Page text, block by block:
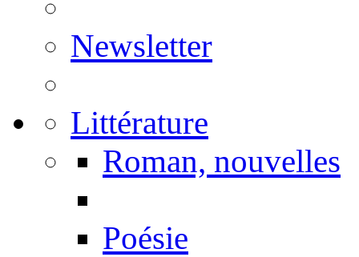
Newsletter
Littérature
Roman, nouvelles
Poésie